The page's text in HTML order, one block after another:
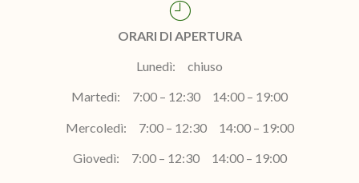
ORARI DI APERTURA
Lunedì: chiuso
Martedì: 7:00 – 12:30 14:00 – 19:00
Mercoledì: 7:00 – 12:30 14:00 – 19:00
Giovedì: 7:00 – 12:30 14:00 – 19:00